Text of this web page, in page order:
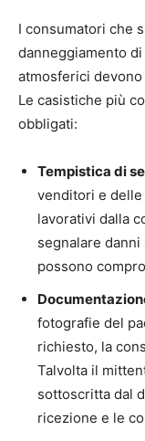
I consumatori che
danneggiamento
atmosferici
Le casistiche più
obbligati:
Tempistica di
venditori e
lavorativi dalla
segnalare
possono
fotografie del
richiesto, la
Talvolta il
sottoscritta dal
ricezione e le